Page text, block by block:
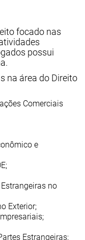
focado nas
possui
na área do Direito
Comerciais
e
no
Exterior;
Estrangeiras;